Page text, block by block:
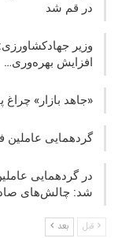
در قم شد
وزیر
افزایش بهره‌وری…
«جاهد بازار»
گردهمایی
در گردهمایی
شد: چالش‌های
قبل بعد